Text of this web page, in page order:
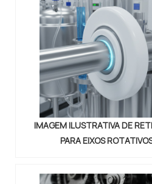
vedação, com a melhor
da Vital Indústria de
cliente receberá ótima
com responsabilidade
IMAGEM ILUSTRATIVA DE
PARA EIXOS